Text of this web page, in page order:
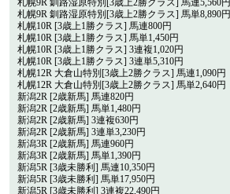
札幌9R 釧路湿原特別[3歳上2勝クラス] 馬連5,560円
札幌9R 釧路湿原特別[3歳上2勝クラス] 馬単8,890円
札幌10R [3歳上1勝クラス] 馬連800円
札幌10R [3歳上1勝クラス] 馬単1,450円
札幌10R [3歳上1勝クラス] 3連複1,020円
札幌10R [3歳上1勝クラス] 3連単5,310円
札幌12R 大倉山特別[3歳上2勝クラス] 馬連1,090円
札幌12R 大倉山特別[3歳上2勝クラス] 馬単2,640円
新潟2R [2歳新馬] 馬連820円
新潟2R [2歳新馬] 馬単1,480円
新潟2R [2歳新馬] 3連複630円
新潟2R [2歳新馬] 3連単3,230円
新潟3R [2歳新馬] 馬連960円
新潟3R [2歳新馬] 馬単1,390円
新潟5R [3歳未勝利] 馬連10,350円
新潟5R [3歳未勝利] 馬単17,950円
新潟5R [3歳未勝利] 3連複22,490円